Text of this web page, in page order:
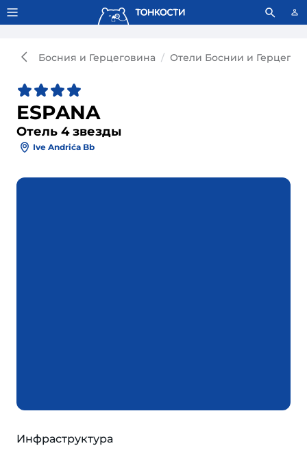
Тонкости используют сookie-файлы. Что это значит?
Босния и Герцеговина Отели Боснии и
ESPANA
Отель 4 звезды
Ive Andrića Bb
Инфраструктура